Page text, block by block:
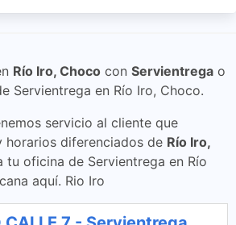
Río Iro, Choco con Servientrega o
Servientrega en Río Iro, Choco.
servicio al cliente que
horarios diferenciados de Río Iro,
tu oficina de Servientrega en Río
aquí. Rio Iro